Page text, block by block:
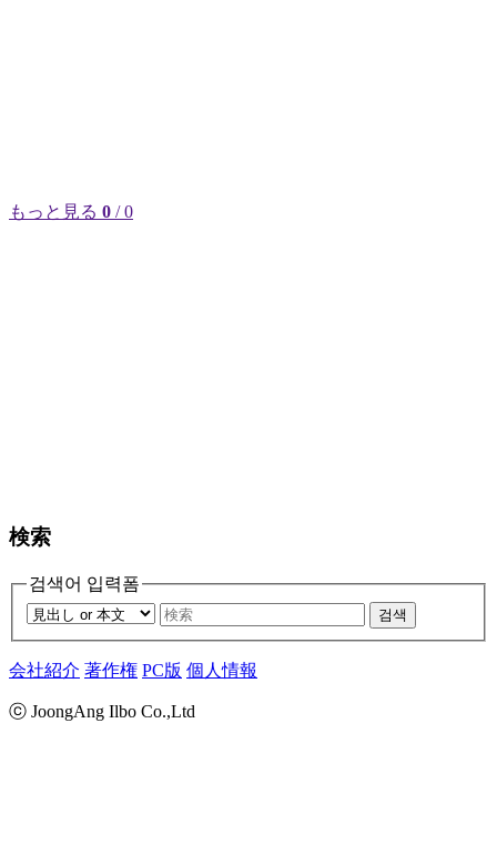
もっと見る 0 / 0
検索
검색어 입력폼
검색
会社紹介 著作権 PC版 個人情報
ⓒ JoongAng Ilbo Co.,Ltd